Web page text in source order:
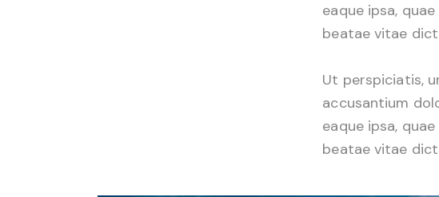
eaque ipsa,
beatae vitae
Ut perspiciatis,
accusantium
eaque ipsa,
beatae vitae